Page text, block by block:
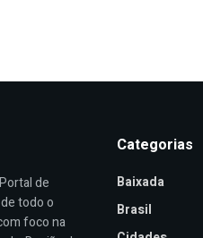
de
todo o
foco na
Categorias
Baixada
Brasil